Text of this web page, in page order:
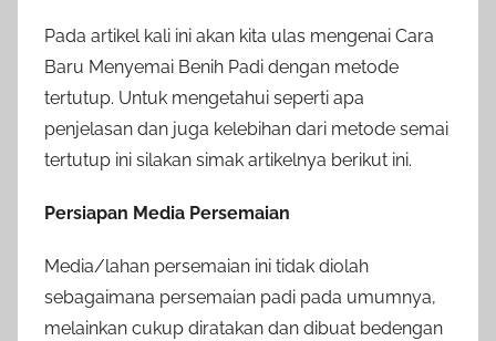
Pada artikel kali ini akan kita ulas mengenai Cara
Baru Menyemai Benih Padi dengan metode
tertutup. Untuk mengetahui seperti apa
penjelasan dan juga kelebihan dari metode semai
tertutup ini silakan simak artikelnya berikut ini.
Persiapan Media Persemaian
Media/lahan persemaian ini tidak diolah
sebagaimana persemaian padi pada umumnya,
melainkan cukup diratakan dan dibuat bedengan